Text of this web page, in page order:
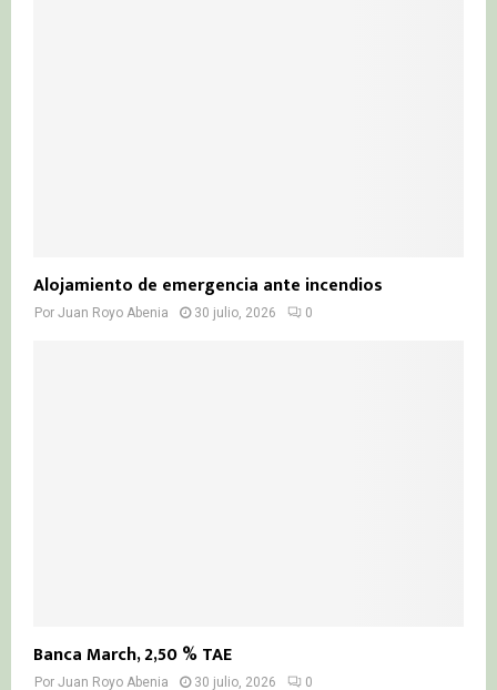
Alojamiento de emergencia ante incendios
Por Juan Royo Abenia 30 julio, 2026 0
Banca March, 2,50 % TAE
Por Juan Royo Abenia 30 julio, 2026 0